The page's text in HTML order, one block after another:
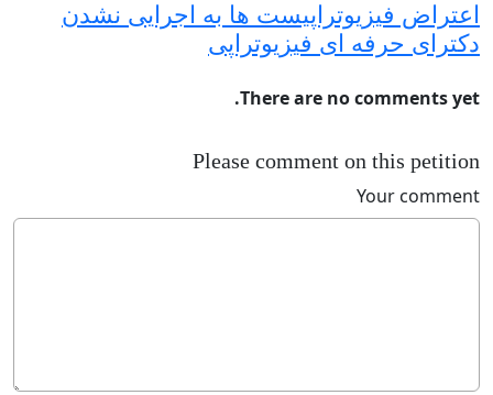
اعتراض فیزیوتراپیست ها به اجرایی نشدن
دکترای حرفه ای فیزیوتراپی
There are no comments yet.
Please comment on this petition
Your comment